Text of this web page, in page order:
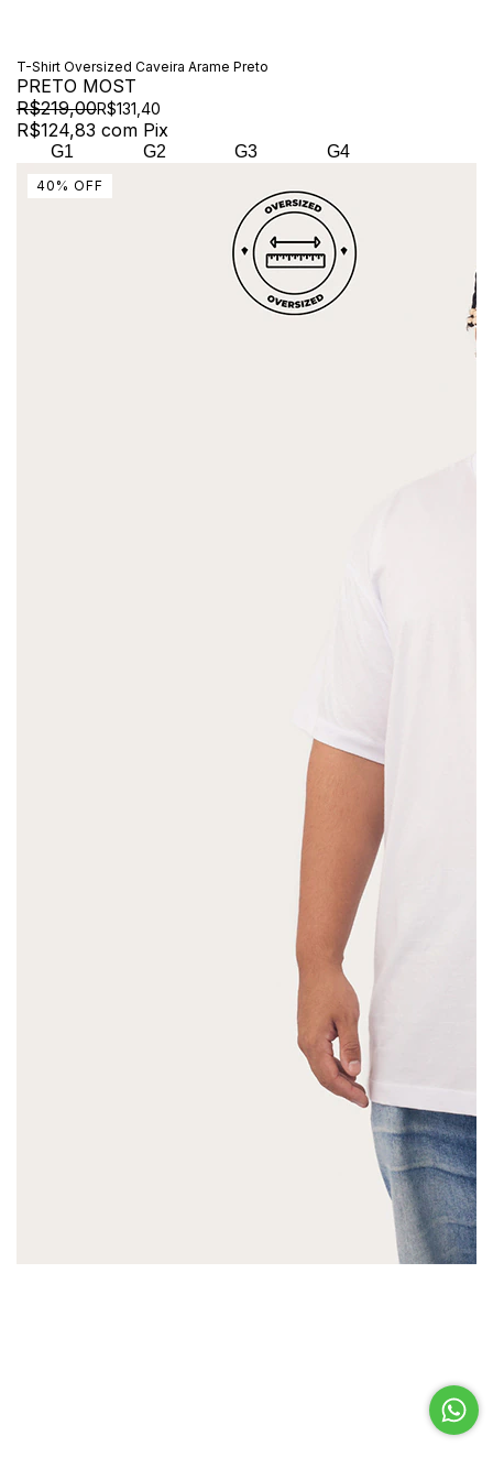
T-Shirt Oversized Caveira Arame Preto
PRETO MOST
R$219,00R$131,40
R$124,83 com Pix
G1 G2 G3 G4
40 % OFF